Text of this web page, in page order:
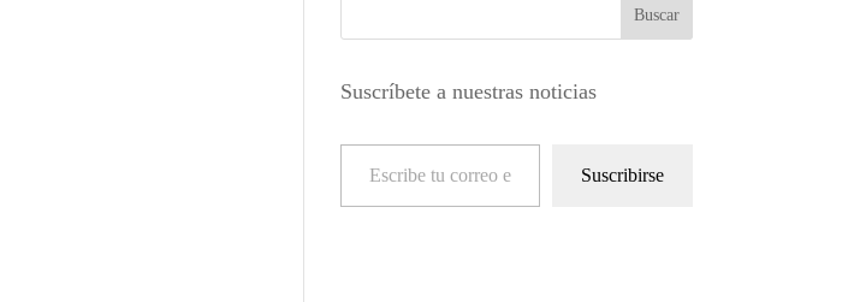
Suscríbete a nuestras noticias
Escribe tu correo electrónico…
Suscribirse